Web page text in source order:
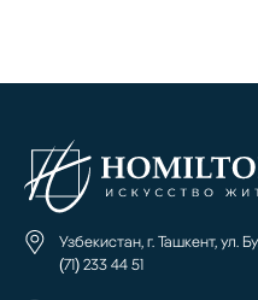
Узбекистан, г. Ташкент, ул.
(71) 233 44 51